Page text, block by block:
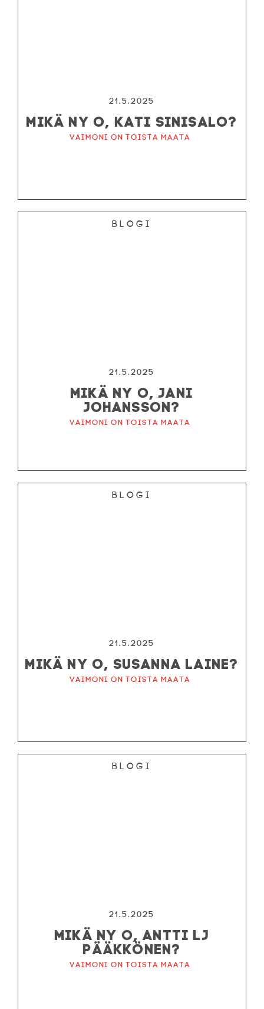
21.5.2025
MIKÄ NY O, KATI SINISALO?
Vaimoni on toista maata
Blogi
21.5.2025
MIKÄ NY O, JANI
JOHANSSON?
Vaimoni on toista maata
Blogi
21.5.2025
MIKÄ NY O, SUSANNA LAINE?
Vaimoni on toista maata
Blogi
21.5.2025
MIKÄ NY O, ANTTI LJ
PÄÄKKÖNEN?
Vaimoni on toista maata